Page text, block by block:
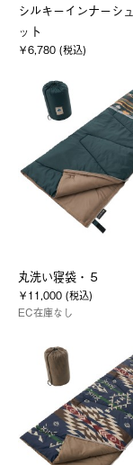
シルキーインナーシ
ット
￥6,780 (税込)
丸洗い寝袋・５
￥11,000 (税込)
EC在庫なし